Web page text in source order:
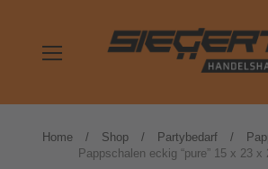
Home Shop Partybedarf
Pappschalen eckig “pure” 15 x 23